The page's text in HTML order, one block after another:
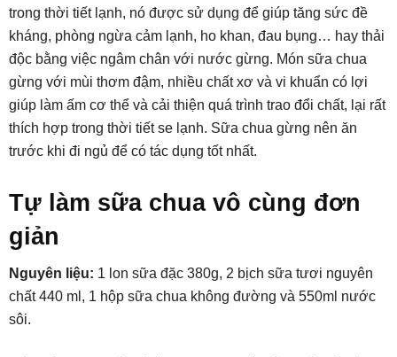
trong thời tiết lạnh, nó được sử dụng để giúp tăng sức đề
kháng, phòng ngừa cảm lạnh, ho khan, đau bụng… hay thải
độc bằng việc ngâm chân với nước gừng. Món sữa chua
gừng với mùi thơm đậm, nhiều chất xơ và vi khuẩn có lợi
giúp làm ấm cơ thể và cải thiện quá trình trao đổi chất, lại rất
thích hợp trong thời tiết se lạnh. Sữa chua gừng nên ăn
trước khi đi ngủ để có tác dụng tốt nhất.
Tự làm sữa chua vô cùng đơn
giản
Nguyên liệu: 1 lon sữa đặc 380g, 2 bịch sữa tươi nguyên
chất 440 ml, 1 hộp sữa chua không đường và 550ml nước
sôi.